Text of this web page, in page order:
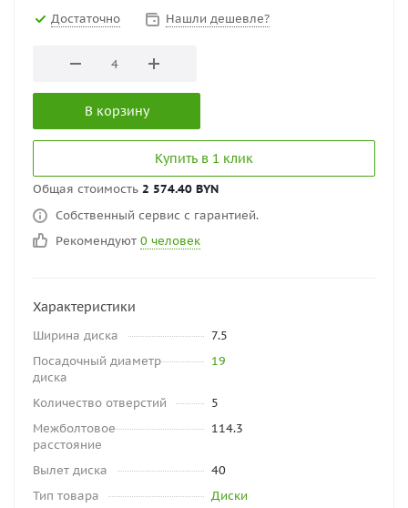
Достаточно Нашли дешевле?
В корзину
Купить в 1 клик
Общая стоимость 2 574.40 BYN
Собственный сервис с гарантией.
Рекомендуют 0 человек
Характеристики
Ширина диска
7.5
Посадочный диаметр
диска
19
Количество отверстий
5
Межболтовое
расстояние
114.3
Вылет диска
40
Тип товара
Диски